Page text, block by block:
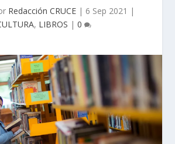
Redacción CRUCE| 6 Sep 2021 |
, LIBROS | 0